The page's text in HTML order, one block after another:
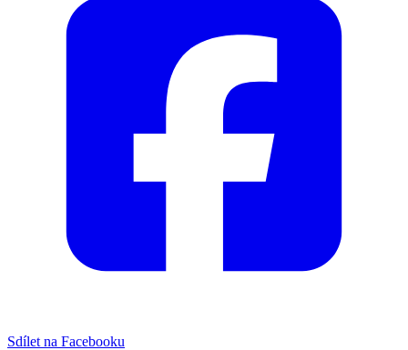
Sdílet na Facebooku